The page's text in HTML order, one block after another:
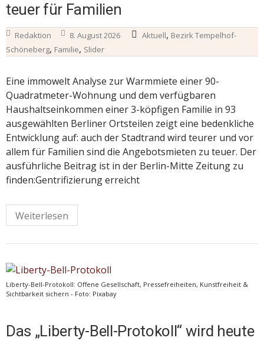
teuer für Familien
Redaktion 8. August 2026 Aktuell, Bezirk Tempelhof-
Schöneberg, Familie, Slider
Eine immowelt Analyse zur Warmmiete einer 90-
Quadratmeter-Wohnung und dem verfügbaren
Haushaltseinkommen einer 3-köpfigen Familie in 93
ausgewählten Berliner Ortsteilen zeigt eine bedenkliche
Entwicklung auf: auch der Stadtrand wird teurer und vor
allem für Familien sind die Angebotsmieten zu teuer. Der
ausführliche Beitrag ist in der Berlin-Mitte Zeitung zu
finden:Gentrifizierung erreicht
Weiterlesen
Liberty-Bell-Protokoll: Offene Gesellschaft, Pressefreiheiten, Kunstfreiheit &
Sichtbarkeit sichern - Foto: Pixabay
Das „Liberty-Bell-Protokoll“ wird heute